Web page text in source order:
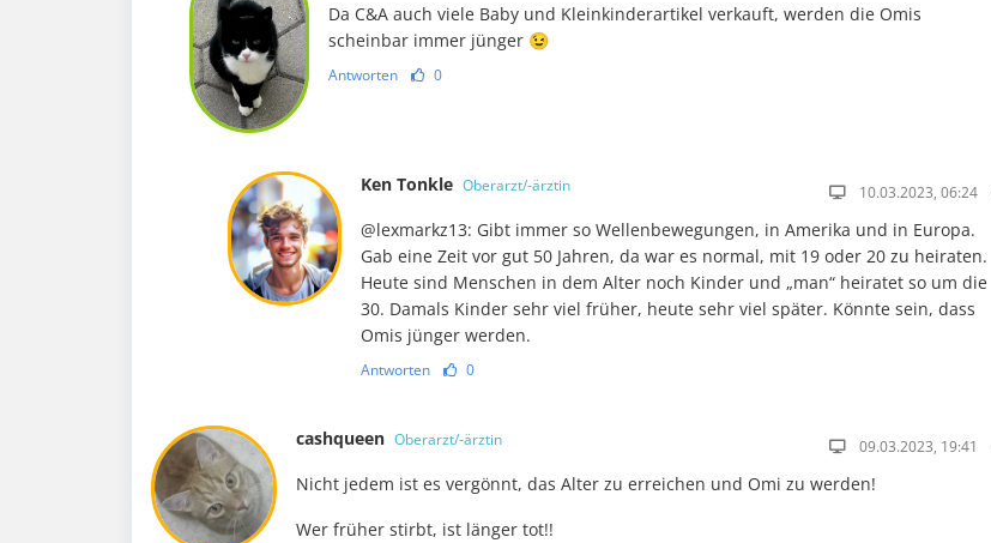
Da C&A auch viele Baby und Kleinkinderartikel verkauft, werden die Omis
scheinbar immer jünger 😉
Antworten 0
Ken Tonkle Oberarzt/-ärztin 10.03.2023, 06:24
@lexmarkz13: Gibt immer so Wellenbewegungen, in Amerika und in Europa.
Gab eine Zeit vor gut 50 Jahren, da war es normal, mit 19 oder 20 zu heiraten.
Heute sind Menschen in dem Alter noch Kinder und „man“ heiratet so um die
30. Damals Kinder sehr viel früher, heute sehr viel später. Könnte sein, dass
Omis jünger werden.
Antworten 0
cashqueen Oberarzt/-ärztin 09.03.2023, 19:41
Nicht jedem ist es vergönnt, das Alter zu erreichen und Omi zu werden!
Wer früher stirbt, ist länger tot!!